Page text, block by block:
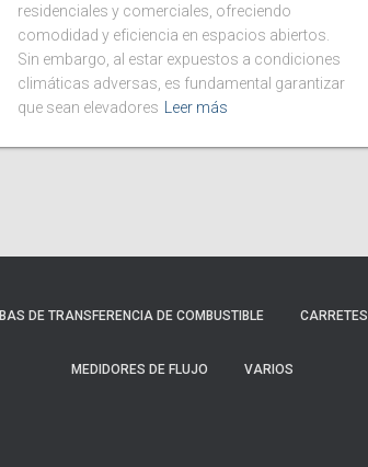
residenciales y comerciales, ofreciendo
comodidad y eficiencia en espacios abiertos.
Sin embargo, al estar expuestos a condiciones
climáticas adversas, es fundamental garantizar
que sean elevadores
Leer más
DE TRANSFERENCIA DE COMBUSTIBLE CARRETES
MEDIDORES DE FLUJO VARIOS